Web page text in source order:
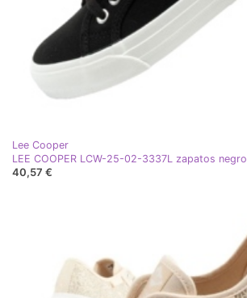
Lee Cooper
LEE COOPER LCW-25-02-3337L zapatos negro
40,57 €